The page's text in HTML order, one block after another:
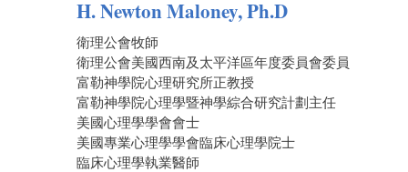
H. Newton Maloney, Ph.D
衛理公會牧師
衛理公會美國西南及太平洋區年度委員會委員
富勒神學院心理研究所正教授
富勒神學院心理學暨神學綜合研究計劃主任
美國心理學學會會士
美國專業心理學學會臨床心理學院士
臨床心理學執業醫師